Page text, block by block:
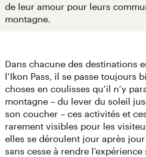
de leur amour pour leurs
montagne.
Dans chacune des destinations
l’Ikon Pass, il se passe toujours
choses en coulisses qu’il n’y
montagne – du lever du soleil
son coucher – ces activités et
rarement visibles pour les
elles se déroulent jour après
sans cesse à rendre